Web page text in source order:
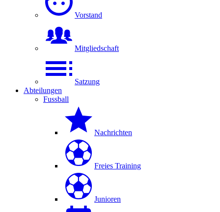
Vorstand
Mitgliedschaft
Satzung
Abteilungen
Fussball
Nachrichten
Freies Training
Junioren